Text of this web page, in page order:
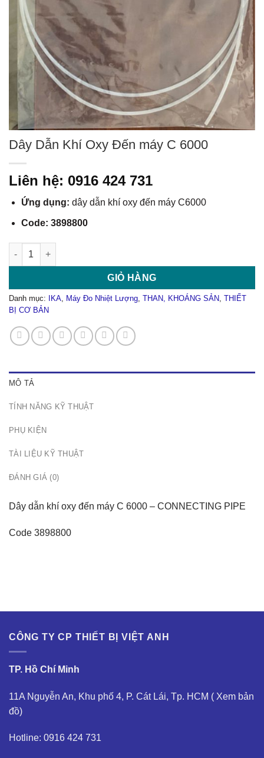
Dây Dẫn Khí Oxy Đến máy C 6000
Liên hệ: 0916 424 731
Ứng dụng: dây dẫn khí oxy đến máy C6000
Code: 3898800
Dây Dẫn Khí Oxy Đến máy C 6000 số lượng
GIỎ HÀNG
Danh mục: IKA Máy Đo Nhiệt Lượng THAN, KHOÁNG SẢN THIẾT
BỊ CƠ BẢN
MÔ TẢ
TÍNH NĂNG KỸ THUẬT
PHỤ KIỆN
TÀI LIỆU KỸ THUẬT
ĐÁNH GIÁ (0)
Dây dẫn khí oxy đến máy C 6000 – CONNECTING PIPE
Code 3898800
CÔNG TY CP THIẾT BỊ VIỆT ANH
TP. Hồ Chí Minh
11A Nguyễn An, Khu phố 4, P. Cát Lái, Tp. HCM ( Xem bản
đồ)
Hotline: 0916 424 731